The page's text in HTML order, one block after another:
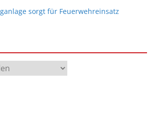
sorgt für Feuerwehreinsatz